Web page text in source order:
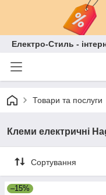
Електро-Стиль -
Товари та послуги
Клеми електричні
Сортування
–15%